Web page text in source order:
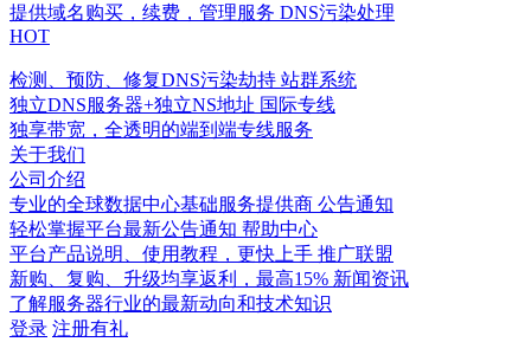
提供域名购买，续费，管理服务 DNS污染处理
HOT
检测、预防、修复DNS污染劫持 站群系统
独立DNS服务器+独立NS地址 国际专线
独享带宽，全透明的端到端专线服务
关于我们
公司介绍
专业的全球数据中心基础服务提供商 公告通知
轻松掌握平台最新公告通知 帮助中心
平台产品说明、使用教程，更快上手 推广联盟
新购、复购、升级均享返利，最高15% 新闻资讯
了解服务器行业的最新动向和技术知识
登录 注册有礼